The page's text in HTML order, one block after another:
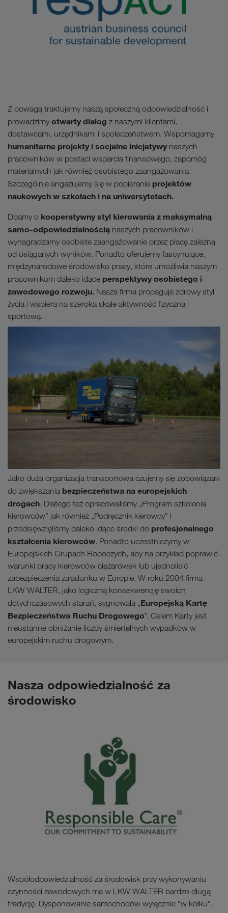
Z powagą traktujemy naszą społeczną odpowiedzialność i
prowadzimy otwarty dialog z naszymi klientami,
dostawcami, urzędnikami i społeczeństwem. Wspomagamy
humanitarne projekty i socjalne inicjatywy naszych
pracowników w postaci wsparcia finansowego, zapomóg
materialnych jak również osobistego zaangażowania.
Szczególnie angażujemy się w popieranie projektów
naukowych w szkołach i na uniwersytetach.
Dbamy o kooperatywny styl kierowania z maksymalną
samo-odpowiedzialnością naszych pracowników i
wynagradzamy osobiste zaangażowanie przez płacę zależną
od osiąganych wyników. Ponadto oferujemy fascynujące,
międzynarodowe środowisko pracy, które umożliwia naszym
pracownikom daleko idące perspektywy osobistego i
zawodowego rozwoju. Nasza firma propaguje zdrowy styl
życia i wspiera na szeroka skale aktywność fizyczną i
sportową.
Jako duża organizacja transportowa czujemy się zobowiązani
do zwiększania bezpieczeństwa na europejskich
drogach. Dlatego też opracowaliśmy „Program szkolenia
kierowców” jak również „Podręcznik kierowcy” i
przedsięwzięliśmy daleko idące środki do profesjonalnego
kształcenia kierowców. Ponadto uczestniczymy w
Europejskich Grupach Roboczych, aby na przykład poprawić
warunki pracy kierowców ciężarówek lub ujednolicić
zabezpieczenia załadunku w Europie. W roku 2004 firma
LKW WALTER, jako logiczną konsekwencję swoich
dotychczasowych starań, sygnowała „Europejską Kartę
Bezpieczeństwa Ruchu Drogowego”. Celem Karty jest
nieustanne obniżanie liczby śmiertelnych wypadkòw w
europejskim ruchu drogowym.
Nasza odpowiedzialność za
środowisko
Współodpowiedzialność za środowisk przy wykonywaniu
czynności zawodowych ma w LKW WALTER bardzo długą
tradycję. Dysponowanie samochodów wyłącznie "w kółku"-